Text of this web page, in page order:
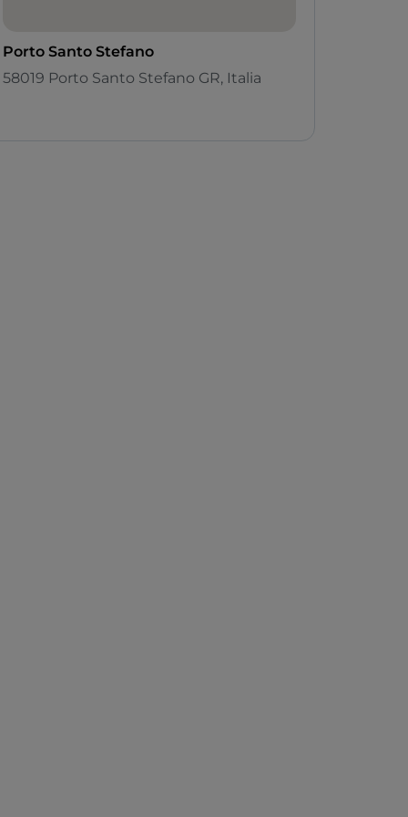
Porto Santo Stefano
58019 Porto Santo Stefano GR, Italia